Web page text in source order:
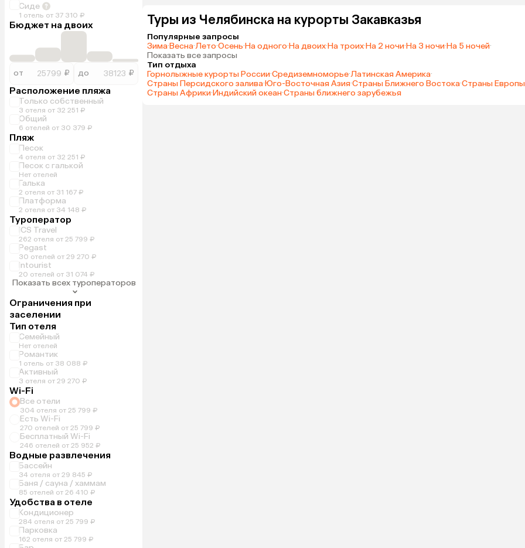
Сиде
1 отель от 37 310 ₽
Бюджет на двоих
от ₽ до ₽
Расположение пляжа
Только собственный
3 отеля от 32 251 ₽
Общий
6 отелей от 30 379 ₽
Пляж
Песок
4 отеля от 32 251 ₽
Песок с галькой
Нет отелей
Галька
2 отеля от 31 167 ₽
Платформа
2 отеля от 34 148 ₽
Туроператор
ICS Travel
262 отеля от 25 799 ₽
Pegast
30 отелей от 29 270 ₽
Intourist
20 отелей от 31 074 ₽
Показать всех туроператоров
Ограничения при
заселении
Тип отеля
Семейный
Нет отелей
Романтик
1 отель от 38 088 ₽
Активный
3 отеля от 29 270 ₽
Wi-Fi
Все отели
304 отеля от 25 799 ₽
Есть Wi-Fi
270 отелей от 25 799 ₽
Бесплатный Wi-Fi
246 отелей от 25 952 ₽
Водные развлечения
Бассейн
34 отеля от 29 845 ₽
Баня / сауна / хаммам
85 отелей от 26 410 ₽
Удобства в отеле
Кондиционер
284 отеля от 25 799 ₽
Парковка
162 отеля от 25 799 ₽
Туры из Челябинска на курорты Закавказья
Популярные запросы
Зима·Весна·Лето·Осень·На одного·На двоих·На троих·На 2 ночи·На 3 ночи·На 5 ночей·
Показать все запросы
Тип отдыха
Горнолыжные курорты России·Средиземноморье·Латинская Америка·
Страны Персидского залива·Юго-Восточная Азия·Страны Ближнего Востока·Страны Европы
Страны Африки·Индийский океан·Страны ближнего зарубежья